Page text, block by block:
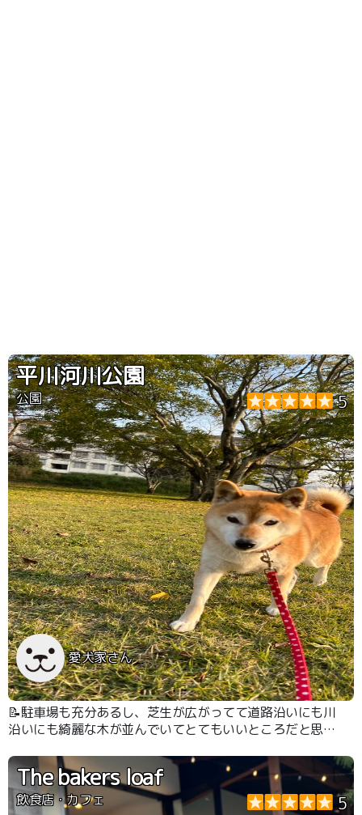
平川河川公園
公園 5
愛犬家さん
📝駐車場も充分あるし、芝生が広がってて道路沿いにも川
沿いにも綺麗な木が並んでいてとてもいいところだと思い
The bakers loaf
飲食店・カフェ 5